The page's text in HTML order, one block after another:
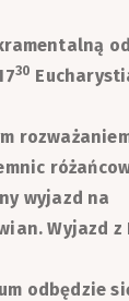
30
wyjazd na
Wyjazd z
odbędzie